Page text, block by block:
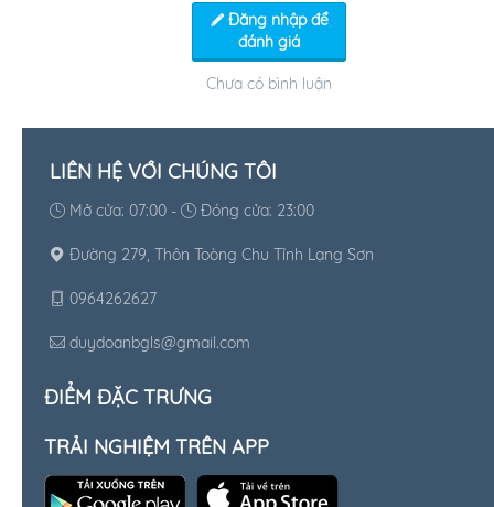
Đăng nhập để
đánh giá
Chưa có bình luận
LIÊN HỆ VỚI CHÚNG TÔI
Mở cửa: 07:00 - Đóng cửa: 23:00
Đường 279, Thôn Toòng Chu Tỉnh Lạng Sơn
0964262627
duydoanbgls@gmail.com
ĐIỂM ĐẶC TRƯNG
TRẢI NGHIỆM TRÊN APP